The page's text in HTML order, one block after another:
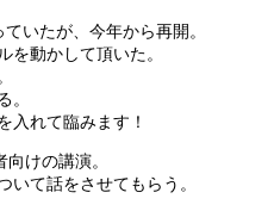
いたが、今年から再開。
を動かして頂いた。
。
入れて臨みます！
けの講演。
いて話をさせてもらう。